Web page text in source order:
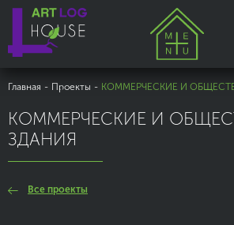
Главная - Проекты - КОММЕРЧЕСКИЕ И
КОММЕРЧЕСКИЕ И
ЗДАНИЯ
Все проекты